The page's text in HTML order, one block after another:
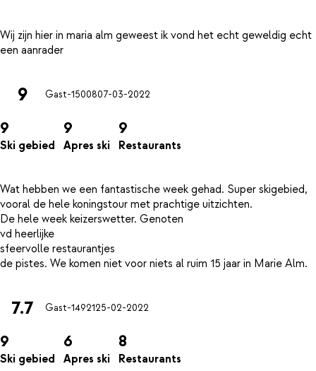
Wij zijn hier in maria alm geweest ik vond het echt geweldig echt
9 Gast-1500807-03-2022
9
Ski gebied
9
Apres ski
9
Restaurants
Wat hebben we een fantastische week gehad. Super skigebied,
vooral de hele koningstour met prachtige uitzichten.
De hele week keizerswetter. Genoten
vd heerlijke
sfeervolle restaurantjes
7.7 Gast-1492125-02-2022
9
Ski gebied
6
Apres ski
8
Restaurants